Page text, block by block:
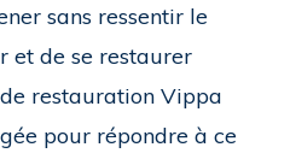
sans ressentir le
et de se restaurer
restauration Vippa
pour répondre à ce